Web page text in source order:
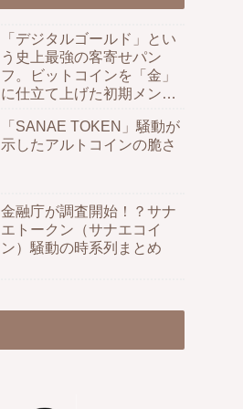
「デジタルゴールド」とい
う史上最強の客寄せパン
フ。ビットコインを「金」
に仕立て上げた初期メンの
「SANAE TOKEN」騒動が
示したアルトコインの脆さ
金融庁が調査開始！？サナ
エトークン（サナエコイ
ン）騒動の時系列まとめ